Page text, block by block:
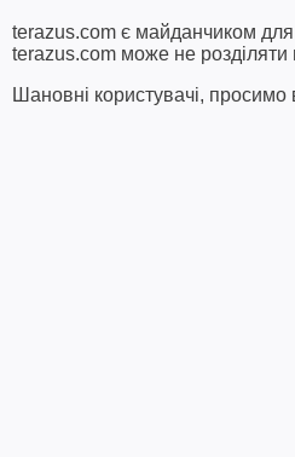
terazus.com є майданчиком для
terazus.com може не розділяти
Шановні користувачі, просимо